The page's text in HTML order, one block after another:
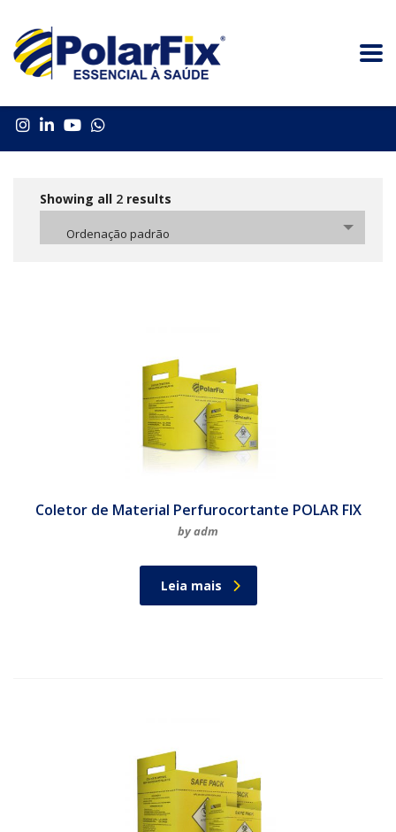
Showing all 2 results
Ordenação padrão
Coletor de Material Perfurocortante POLAR FIX
by adm
Leia mais